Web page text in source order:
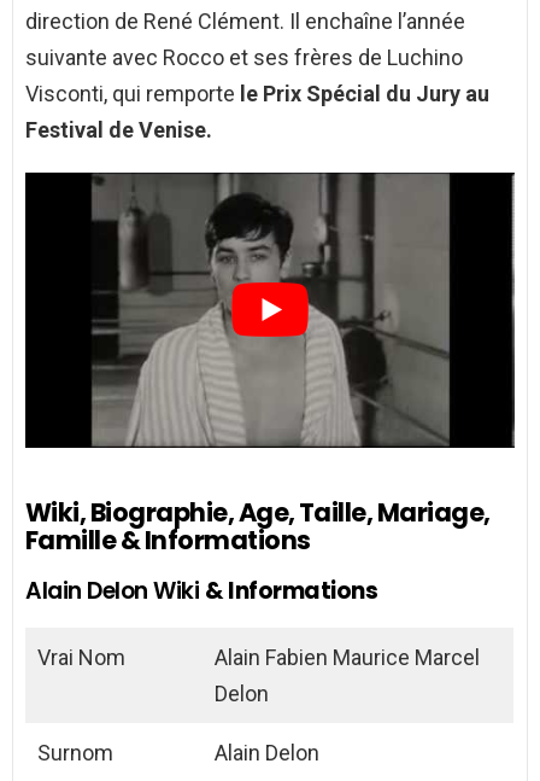
direction de René Clément. Il enchaîne l’année
suivante avec Rocco et ses frères de Luchino
Visconti, qui remporte le Prix Spécial du Jury au
Festival de Venise.
Wiki, Biographie, Age, Taille, Mariage,
Famille & Informations
Alain Delon Wiki & Informations
Vrai Nom
Alain Fabien Maurice Marcel
Delon
Surnom Alain Delon